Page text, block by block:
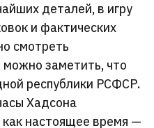
деталей, в игру
и фактических
смотреть
можно заметить, что
республики РСФСР.
Хадсона
настоящее время —